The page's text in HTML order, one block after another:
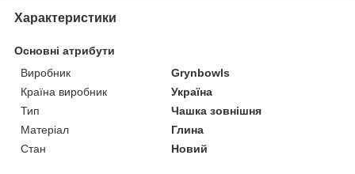
Характеристики
Основні атрибути
Виробник
Grynbowls
Країна виробник
Україна
Тип
Чашка зовнішня
Матеріал
Глина
Стан
Новий